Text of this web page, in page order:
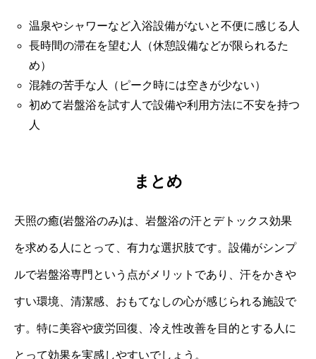
温泉やシャワーなど入浴設備がないと不便に感じる人
長時間の滞在を望む人（休憩設備などが限られるた
め）
混雑の苦手な人（ピーク時には空きが少ない）
初めて岩盤浴を試す人で設備や利用方法に不安を持つ
人
まとめ
天照の癒(岩盤浴のみ)は、岩盤浴の汗とデトックス効果
を求める人にとって、有力な選択肢です。設備がシンプ
ルで岩盤浴専門という点がメリットであり、汗をかきや
すい環境、清潔感、おもてなしの心が感じられる施設で
す。特に美容や疲労回復、冷え性改善を目的とする人に
とって効果を実感しやすいでしょう。